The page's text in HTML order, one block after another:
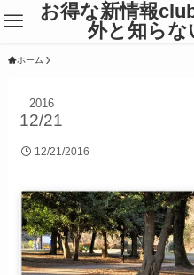
お得な新情報
外と知ら
ホーム
2016
12/21
12/21/2016